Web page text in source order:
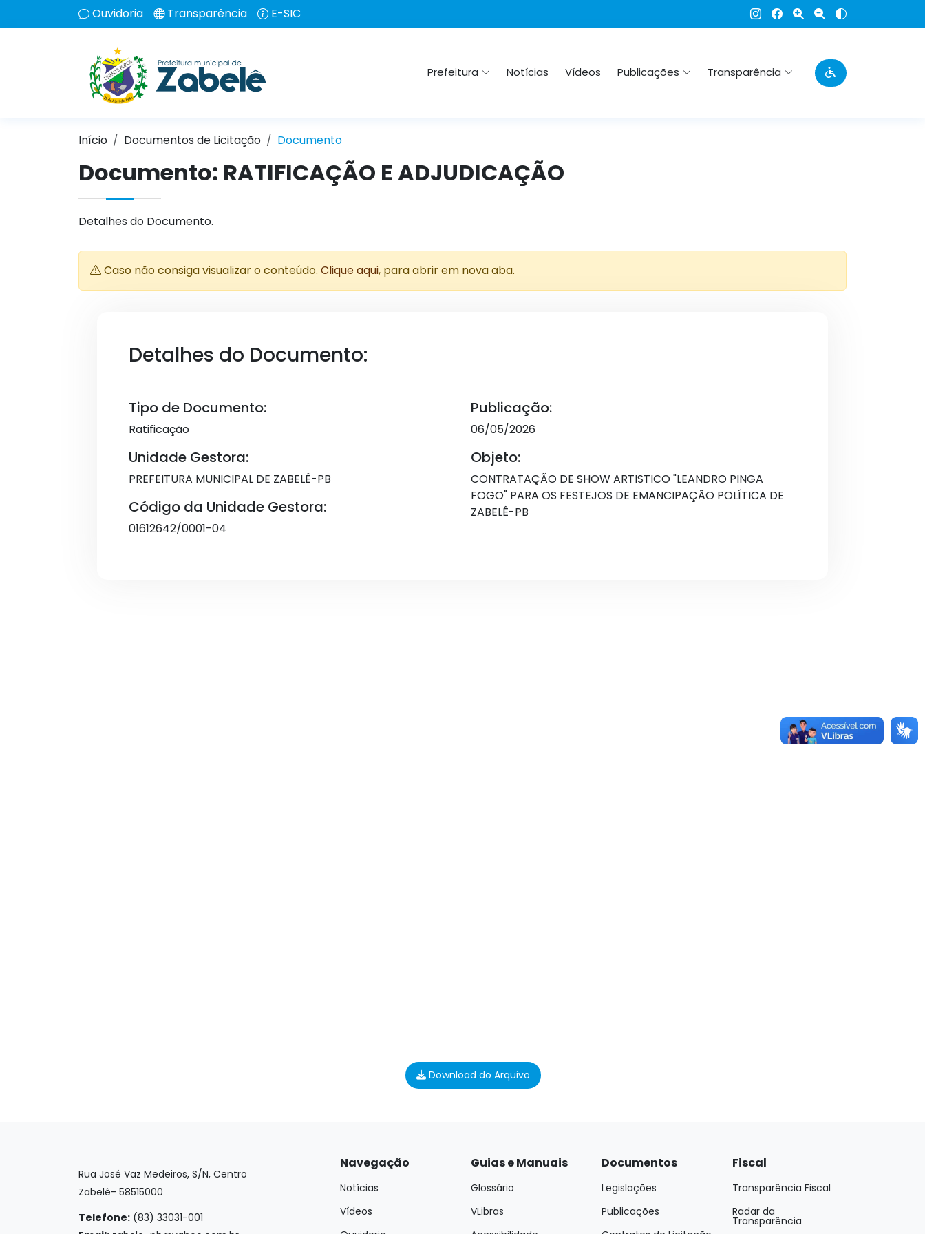
Ouvidoria Transparência E-SIC
Prefeitura Notícias Vídeos Publicações Transparência
Início Documentos de Licitação Documento
Documento: RATIFICAÇÃO E ADJUDICAÇÃO
Detalhes do Documento.
Caso não consiga visualizar o conteúdo. Clique aqui, para abrir em nova aba.
Detalhes do Documento:
Tipo de Documento:
Ratificação
Unidade Gestora:
PREFEITURA MUNICIPAL DE ZABELÊ-PB
Código da Unidade Gestora:
01612642/0001-04
Publicação:
06/05/2026
Objeto:
CONTRATAÇÃO DE SHOW ARTISTICO "LEANDRO PINGA
FOGO" PARA OS FESTEJOS DE EMANCIPAÇÃO POLÍTICA DE
ZABELÊ-PB
Download do Arquivo
Rua José Vaz Medeiros, S/N, Centro
Zabelê- 58515000
Telefone: (83) 33031-001
Navegação
Notícias
Vídeos
Guias e Manuais
Glossário
VLibras
Documentos
Legislações
Publicações
Fiscal
Transparência Fiscal
Radar da
Transparência